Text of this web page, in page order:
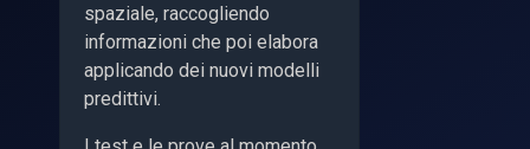
spaziale, raccogliendo
informazioni che poi elabora
applicando dei nuovi modelli
predittivi.